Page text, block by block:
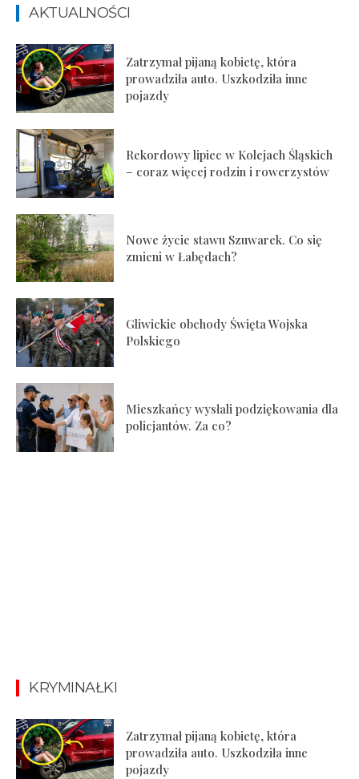
AKTUALNOŚCI
Zatrzymał pijaną kobietę, która
prowadziła auto. Uszkodziła inne
pojazdy
Rekordowy lipiec w Kolejach Śląskich
– coraz więcej rodzin i rowerzystów
Nowe życie stawu Szuwarek. Co się
zmieni w Łabędach?
Gliwickie obchody Święta Wojska
Polskiego
Mieszkańcy wysłali podziękowania dla
policjantów. Za co?
KRYMINAŁKI
Zatrzymał pijaną kobietę, która
prowadziła auto. Uszkodziła inne
pojazdy